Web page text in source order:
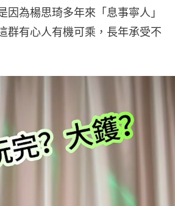
因為楊思琦多年來「息事寧人」
群有心人有機可乘，長年承受不